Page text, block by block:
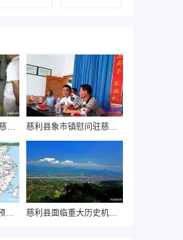
涉案资金达15亿元，慈利警方近日破获“国通 慈利县象市镇慰问驻慈海军部队迎“八一”
途经慈利，宜张高铁预可行性研究即将启动 慈利县面临重大历史机遇，有望“撤县设市”